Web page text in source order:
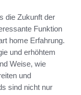
die Zukunft der
Funktion
home Erfahrung.
und erhöhtem
Weise, wie
und
sind nicht nur